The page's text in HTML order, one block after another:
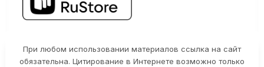
При любом использовании материалов ссылка на сайт
обязательна. Цитирование в Интернете возможно только